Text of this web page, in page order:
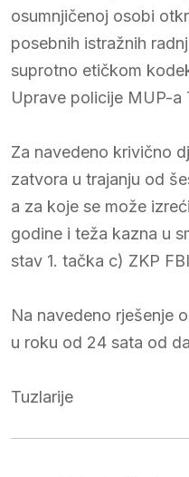
osumnjičenoj osobi
posebnih istražnih
suprotno etičkom
Uprave policije MUP-a
Za navedeno krivično
zatvora u trajanju od
a za koje se može
godine i teža kazna u
stav 1. tačka c) ZKP
Na navedeno rješenje
u roku od 24 sata od
Tuzlarije